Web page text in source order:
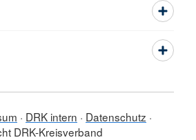
DRK intern
Datenschutz
DRK-Kreisverband